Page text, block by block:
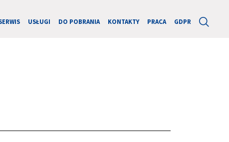
USŁUGI DO POBRANIA KONTAKTY PRACA GDPR